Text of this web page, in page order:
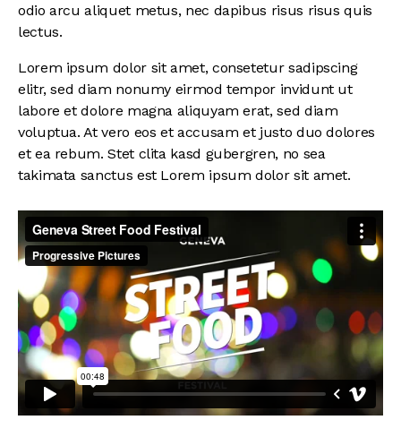
odio arcu aliquet metus, nec dapibus risus risus quis
lectus.
Lorem ipsum dolor sit amet, consetetur sadipscing
elitr, sed diam nonumy eirmod tempor invidunt ut
labore et dolore magna aliquyam erat, sed diam
voluptua. At vero eos et accusam et justo duo dolores
et ea rebum. Stet clita kasd gubergren, no sea
takimata sanctus est Lorem ipsum dolor sit amet.